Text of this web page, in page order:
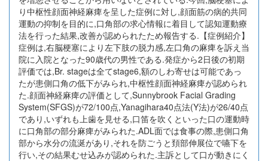
り中枢性顔面神経麻痺を呈した症例に対し,顔面筋の病的共同
運動の抑制を目的に,口角部の求心情報に着目して認知運動療
法を行った結果,改善が認められたため報告する.【症例紹介】
症例は,右脳梗塞により左下肢の脱力感,左口角の麻痺を訴え当
院に入院となった90歳代の男性である.発症から2日後の初期
評価では,Br. stageは全てstage6,額のしわ寄せは可能であっ
たが患側口角の低下がみられ,中枢性顔面神経麻痺が認められ
た.顔面神経麻痺の評価として,Sunnybrook Facial Grading
System(SFGS)が72/100点,Yanagihara40点法(Y法)が26/40点
であり,いずれも上歯を見せる,口笛を吹くといった口の運動時
に口角部の部分麻痺がみられた.ADL面では食事の際,患側口角
部から水分の流涎があり,それを防ごうと頚部伸展位で嚥下を
行い,その結果むせ込みが認められた.主訴として口が動きにく